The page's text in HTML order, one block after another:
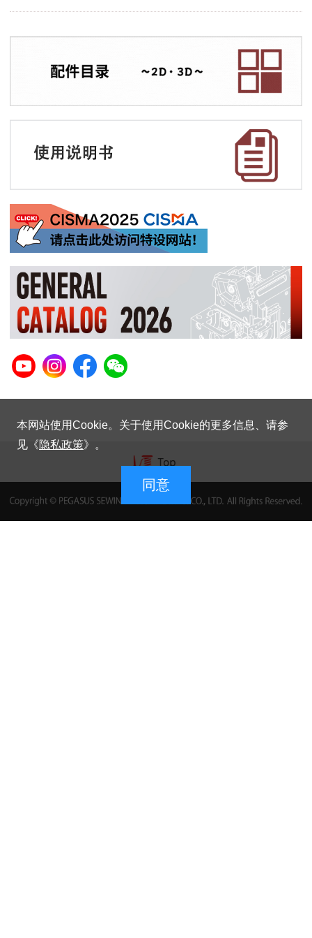
本网站使用Cookie。关于使用Cookie的更多信息、请参
见《隐私政策》。
同意